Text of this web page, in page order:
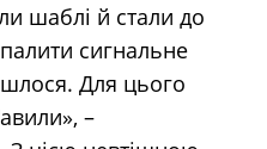
шаблі й стали до
сигнальне
Для цього
–